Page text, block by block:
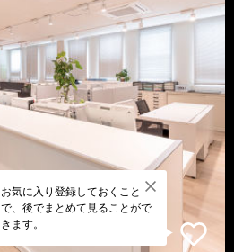
お気に入り登録しておくこと
で、後でまとめて見ることがで
きます。